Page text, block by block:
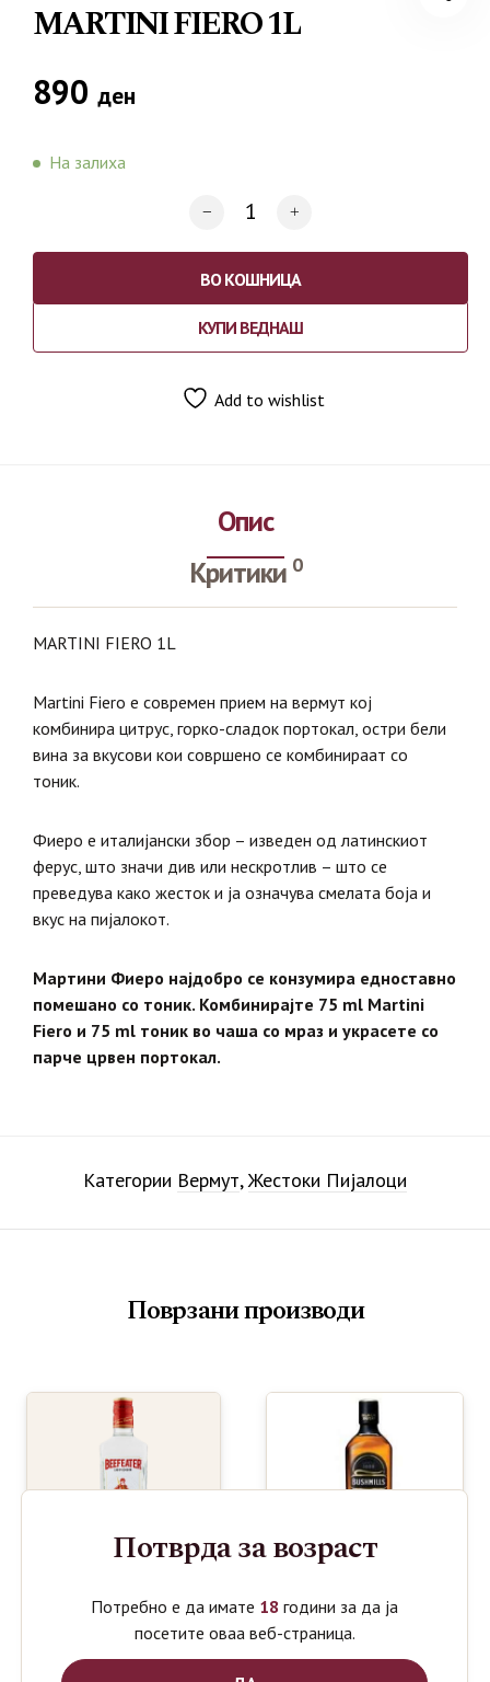
MARTINI FIERO 1L
890 ден
На залиха
ВО КОШНИЦА
КУПИ ВЕДНАШ
Add to wishlist
Опис
Критики 0
MARTINI FIERO 1L
Martini Fiero е современ прием на вермут кој
комбинира цитрус, горко-сладок портокал, остри бели
вина за вкусови кои совршено се комбинираат со
тоник.
Фиеро е италијански збор – изведен од латинскиот
ферус, што значи див или нескротлив – што се
преведува како жесток и ја означува смелата боја и
вкус на пијалокот.
Мартини Фиеро најдобро се конзумира едноставно
помешано со тоник. Комбинирајте 75 ml Martini
Fiero и 75 ml тоник во чаша со мраз и украсете со
парче црвен портокал.
Категории Вермут,Жестоки Пијалоци
Поврзани производи
BEEFEATER
Потврда за возраст
Потребно е да имате 18 години за да ја
посетите оваа веб-страница.